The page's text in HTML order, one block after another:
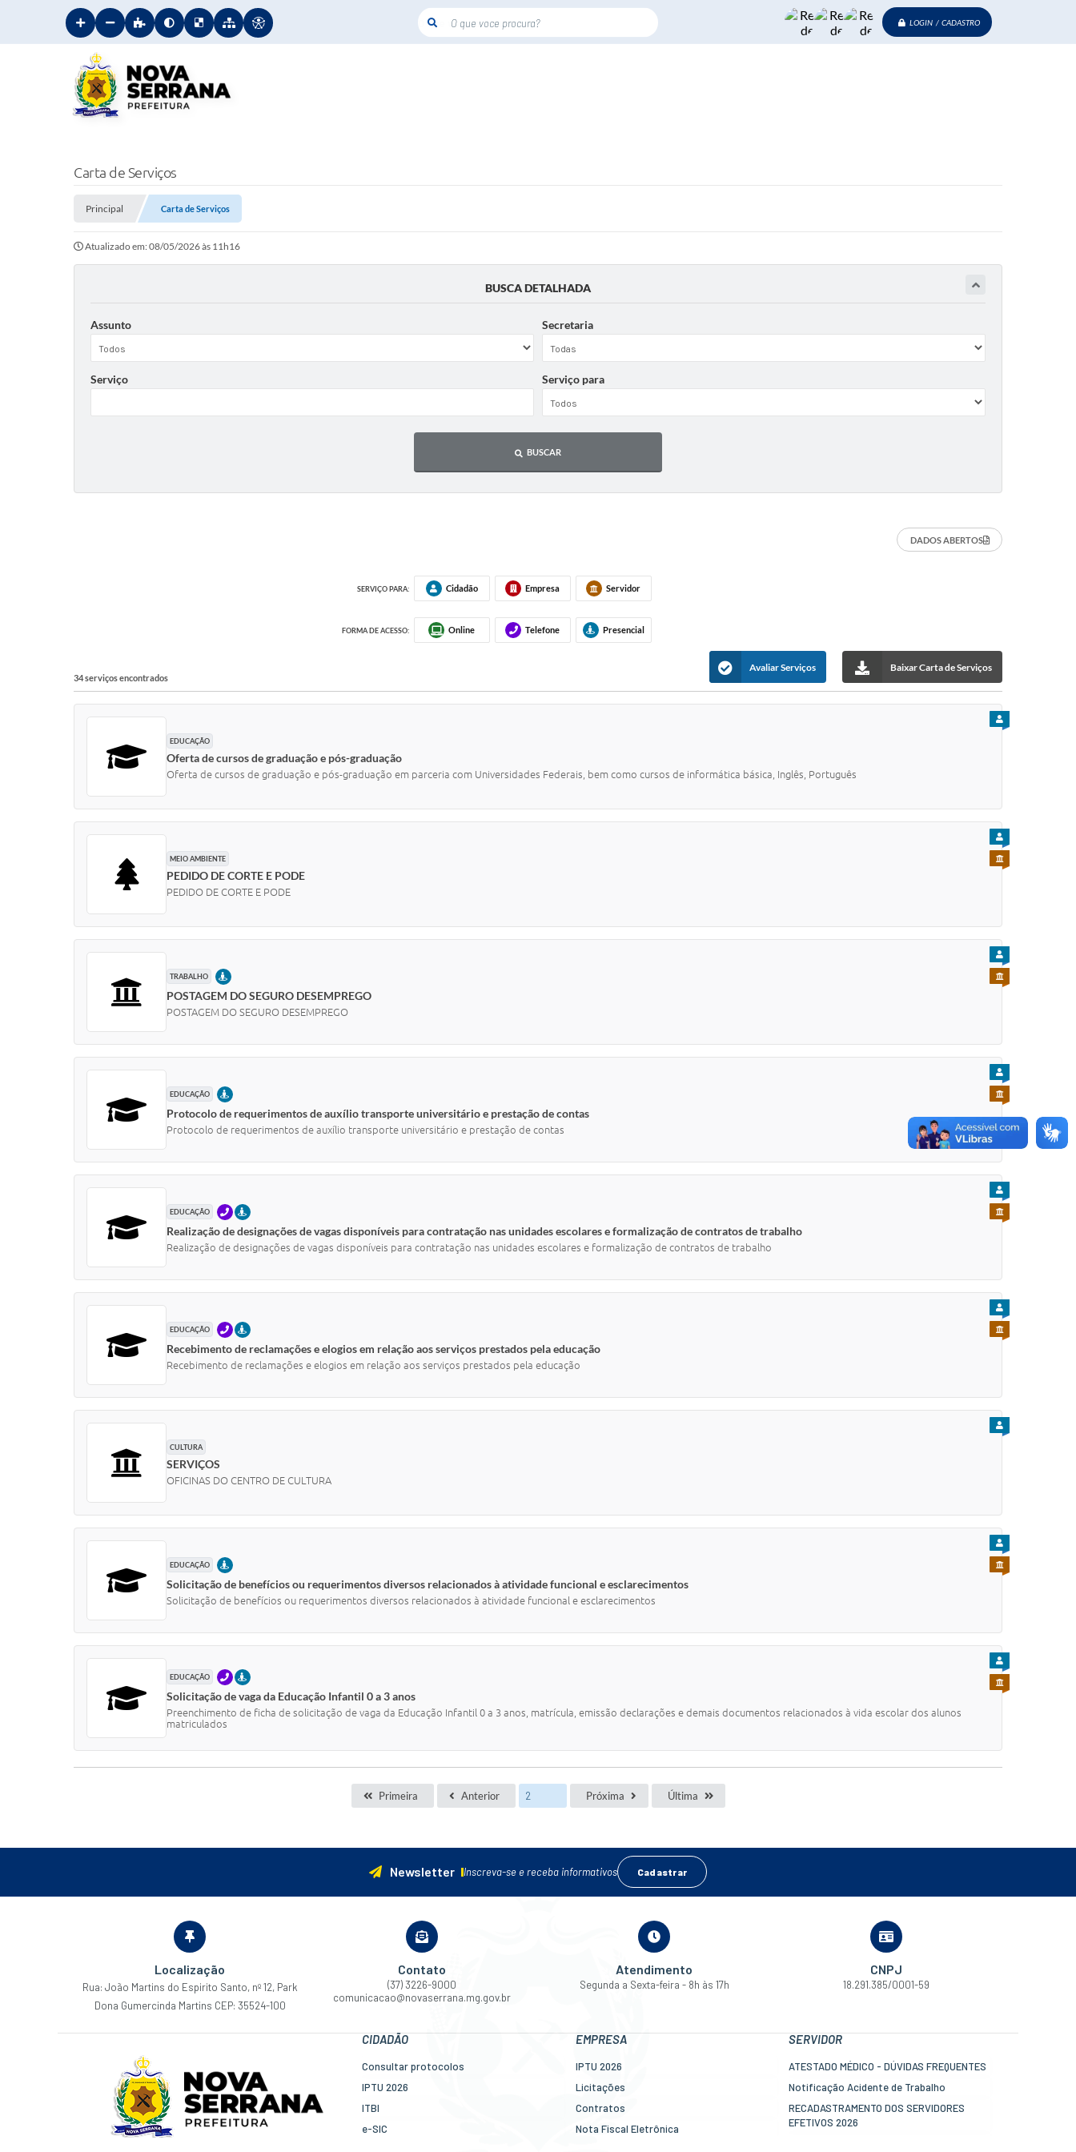
LOGIN / CADASTRO
O que voce procura?
Carta de Serviços
Principal Carta de Serviços
Atualizado em: 08/05/2026 às 11h16
BUSCA DETALHADA
Assunto Secretaria
Serviço Serviço para
BUSCAR
DADOS ABERTOS
SERVIÇO PARA: Cidadão Empresa Servidor
FORMA DE ACESSO: Online Telefone Presencial
34 serviços encontrados
Avaliar Serviços Baixar Carta de Serviços
EDUCAÇÃO
Oferta de cursos de graduação e pós-graduação
Oferta de cursos de graduação e pós-graduação em parceria com Universidades Federais, bem como cursos de informática básica, Inglês, Português
PARA CIDADÃO
MEIO AMBIENTE
PEDIDO DE CORTE E PODE
PEDIDO DE CORTE E PODE
PARA CIDADÃO
PARA SERVIDOR
TRABALHO PRESENCIAL
POSTAGEM DO SEGURO DESEMPREGO
POSTAGEM DO SEGURO DESEMPREGO
PARA CIDADÃO
PARA SERVIDOR
EDUCAÇÃO PRESENCIAL
Protocolo de requerimentos de auxílio transporte universitário e prestação de contas
Protocolo de requerimentos de auxílio transporte universitário e prestação de contas
PARA CIDADÃO
PARA SERVIDOR
EDUCAÇÃO TELEFONEPRESENCIAL
Realização de designações de vagas disponíveis para contratação nas unidades escolares e formalização de contratos de trabalho
Realização de designações de vagas disponíveis para contratação nas unidades escolares e formalização de contratos de trabalho
PARA CIDADÃO
PARA SERVIDOR
EDUCAÇÃO TELEFONEPRESENCIAL
Recebimento de reclamações e elogios em relação aos serviços prestados pela educação
Recebimento de reclamações e elogios em relação aos serviços prestados pela educação
PARA CIDADÃO
PARA SERVIDOR
CULTURA
SERVIÇOS
OFICINAS DO CENTRO DE CULTURA
PARA CIDADÃO
EDUCAÇÃO PRESENCIAL
Solicitação de benefícios ou requerimentos diversos relacionados à atividade funcional e esclarecimentos
Solicitação de benefícios ou requerimentos diversos relacionados à atividade funcional e esclarecimentos
PARA CIDADÃO
PARA SERVIDOR
EDUCAÇÃO TELEFONEPRESENCIAL
Solicitação de vaga da Educação Infantil 0 a 3 anos
Preenchimento de ficha de solicitação de vaga da Educação Infantil 0 a 3 anos, matrícula, emissão declarações e demais documentos relacionados à vida escolar dos alunos
matriculados
PARA CIDADÃO
PARA SERVIDOR
Primeira Anterior Próxima Última
Newsletter Inscreva-se e receba informativos Cadastrar
Localização
Rua: João Martins do Espirito Santo, nº 12, Park
Dona Gumercinda Martins CEP: 35524-100
Contato
(37) 3226-9000
comunicacao@novaserrana.mg.gov.br
Atendimento
Segunda a Sexta-feira - 8h às 17h
CNPJ
18.291.385/0001-59
CIDADÃO
Consultar protocolos
IPTU 2026
ITBI
e-SIC
EMPRESA
IPTU 2026
Licitações
Contratos
Nota Fiscal Eletrônica
SERVIDOR
ATESTADO MÉDICO - DÚVIDAS FREQUENTES
Notificação Acidente de Trabalho
RECADASTRAMENTO DOS SERVIDORES
EFETIVOS 2026